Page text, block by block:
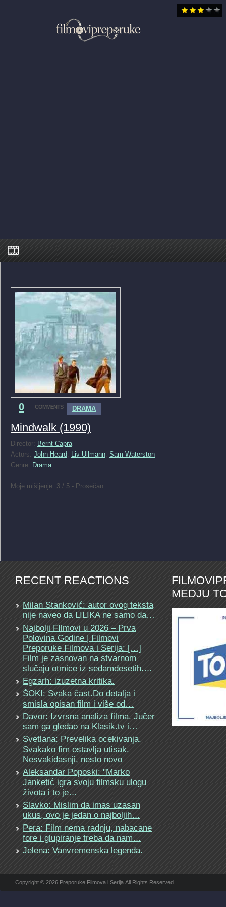
0 COMMENTS DRAMA
Mindwalk (1990)
Director: Bernt Capra
Actors: John Heard, Liv Ullmann, Sam Waterston
Genre: Drama
Moje mišljenje: 3 / 5 - Prosečan
RECENT REACTIONS
Milan Stanković: autor ovog teksta
nije naveo da LILIKA ne samo da…
Najbolji FIlmovi u 2026 – Prva
Polovina Godine | Filmovi
Preporuke Filmova i Serija: […]
Film je zasnovan na stvarnom
slučaju otmice iz sedamdesetih.…
Egzarh: izuzetna kritika.
ŠOKI: Svaka čast.Do detalja i
smisla opisan film i više od…
Davor: Izvrsna analiza filma. Jučer
sam ga gledao na Klasik.tv i…
Svetlana: Prevelika ocekivanja.
Svakako fim ostavlja utisak.
Nesvakidasnji, nesto novo
Aleksandar Poposki: "Marko
Janketić igra svoju filmsku ulogu
života i to je…
Slavko: Mislim da imas uzasan
ukus, ovo je jedan o najboljih…
Pera: Film nema radnju, nabacane
fore i glupiranje treba da nam…
Jelena: Vanvremenska legenda.
MEDJU
Copyright © 2026 Preporuke Filmova i Serija All Rights Reserved.